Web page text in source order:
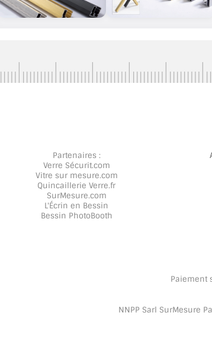
Partenaires :
Verre Sécurit.com
Vitre sur mesure.com
Quincaillerie Verre.fr
SurMesure.com
L'Écrin en Bessin
Bessin PhotoBooth
Paiement
NNPP Sarl SurMesure